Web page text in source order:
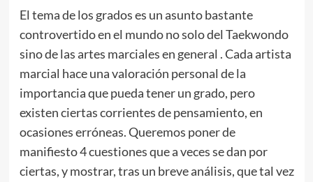
El tema de los grados es un asunto bastante
controvertido en el mundo no solo del Taekwondo
sino de las artes marciales en general . Cada artista
marcial hace una valoración personal de la
importancia que pueda tener un grado, pero
existen ciertas corrientes de pensamiento, en
ocasiones erróneas. Queremos poner de
manifiesto 4 cuestiones que a veces se dan por
ciertas, y mostrar, tras un breve análisis, que tal vez